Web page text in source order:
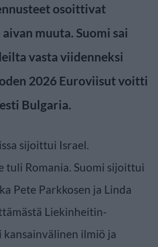
osoittivat
muuta. Suomi sai
vasta viidenneksi
2026 Euroviisut voitti
Bulgaria.
sijoittui Israel.
tuli Romania. Suomi sijoittui
Pete Parkkosen ja Linda
Liekinheitin-
kansainvälinen ilmiö ja